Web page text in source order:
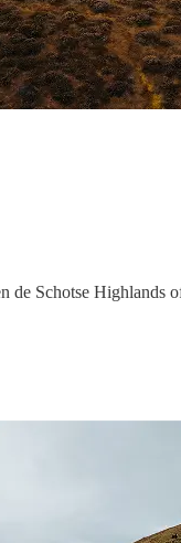
de Schotse Highlands